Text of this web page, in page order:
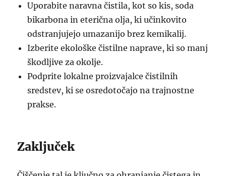
Uporabite naravna čistila, kot so kis, soda
bikarbona in eterična olja, ki učinkovito
odstranjujejo umazanijo brez kemikalij.
Izberite ekološke čistilne naprave, ki so manj
škodljive za okolje.
Podprite lokalne proizvajalce čistilnih
sredstev, ki se osredotočajo na trajnostne
prakse.
Zaključek